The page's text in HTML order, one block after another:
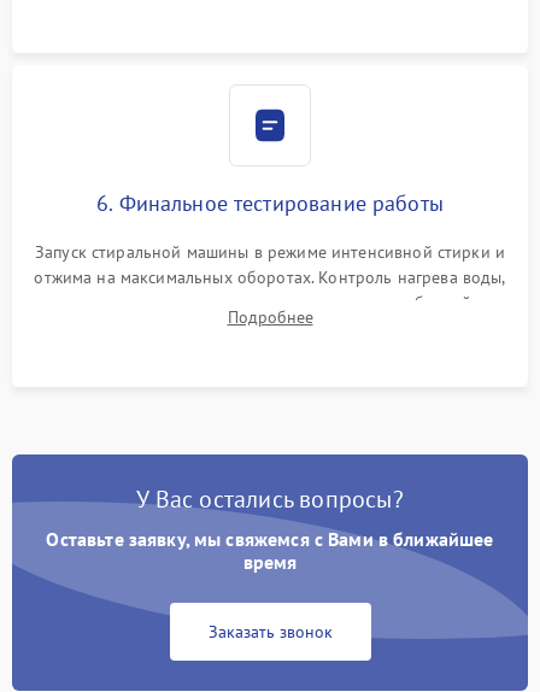
6. Финальное тестирование работы
Запуск стиральной машины в режиме интенсивной стирки и
отжима на максимальных оборотах. Контроль нагрева воды,
корректности слива, отсутствия излишних вибраций,
посторонних стуков и протечек под корпусом.
Подробнее
У Вас остались вопросы?
Оставьте заявку, мы свяжемся с Вами в ближайшее
время
Заказать звонок